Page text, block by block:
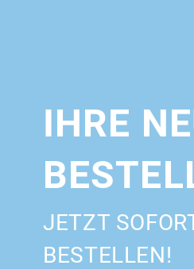
IHRE
JETZT
BESTELLEN!